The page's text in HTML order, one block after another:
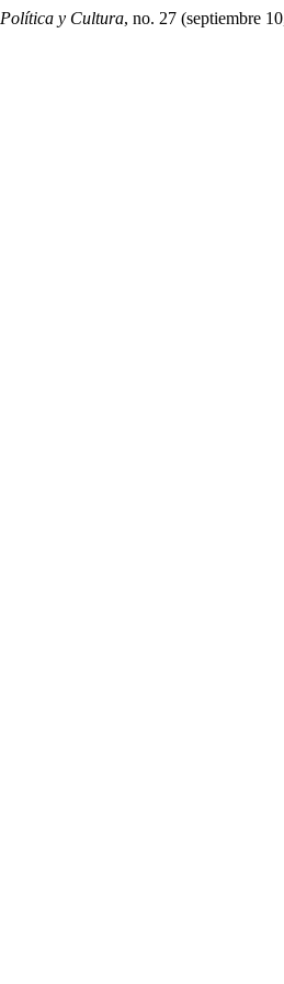
Política y Cultura, no. 27 (septiembre